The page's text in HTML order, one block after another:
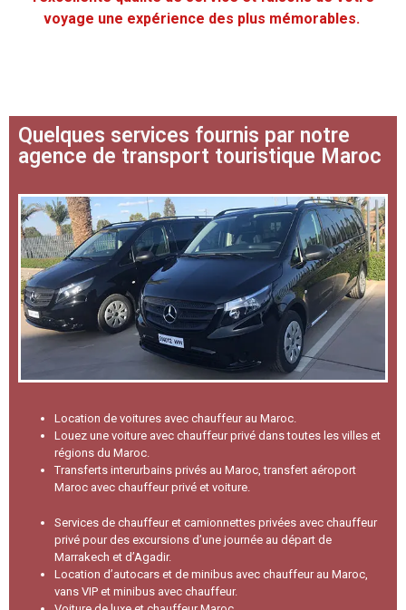
voyage une expérience des plus mémorables.
Quelques services fournis par notre
agence de transport touristique Maroc
Location de voitures avec chauffeur au Maroc.
Louez une voiture avec chauffeur privé dans toutes les villes et
régions du Maroc.
Transferts interurbains privés au Maroc, transfert aéroport
Maroc avec chauffeur privé et voiture.
Services de chauffeur et camionnettes privées avec chauffeur
privé pour des excursions d’une journée au départ de
Marrakech et d’Agadir.
Location d’autocars et de minibus avec chauffeur au Maroc,
vans VIP et minibus avec chauffeur.